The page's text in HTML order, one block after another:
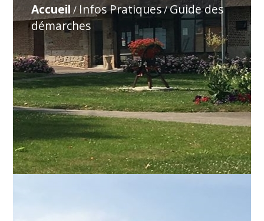
Accueil / Infos Pratiques/Guide des
démarches